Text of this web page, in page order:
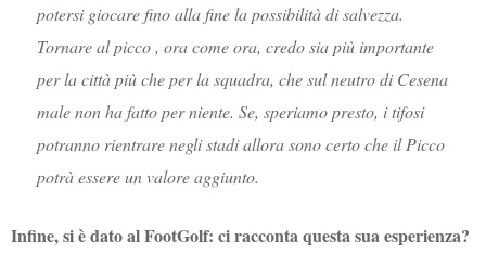
potersi giocare fino alla fine la possibilità di salvezza.
Tornare al picco , ora come ora, credo sia più importante
per la città più che per la squadra, che sul neutro di Cesena
male non ha fatto per niente. Se, speriamo presto, i tifosi
potranno rientrare negli stadi allora sono certo che il Picco
potrà essere un valore aggiunto.
Infine, si è dato al FootGolf: ci racconta questa sua esperienza?